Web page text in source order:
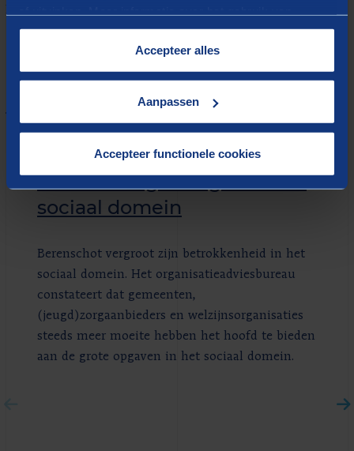
cookies op onze website treft u in onze
Accepteer alles
Aanpassen
Accepteer functionele cookies
Gerelateerde inzichten
Nieuws
Berenschot gaat
vernieuwing brengen in het
sociaal domein
Berenschot vergroot zijn betrokkenheid in het
sociaal domein. Het organisatieadviesbureau
constateert dat gemeenten,
(jeugd)zorgaanbieders en welzijnsorganisaties
steeds meer moeite hebben het hoofd te bieden
aan de grote opgaven in het sociaal domein.